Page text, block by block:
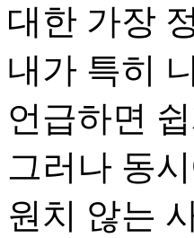
대한 가장
내가 특히
언급하면
그러나 동
원치 않는